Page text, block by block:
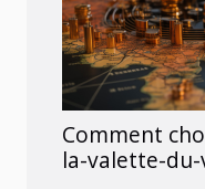
Comment
la-valette-du-